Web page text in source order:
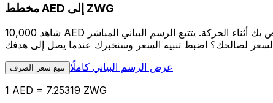
مخطط AED إلى ZWG
شاهد 10,000 AED الخاص بك أثناء الحركة. يتتبع الرسم البياني المباشر AED إلى ZWG الخاص بنا على مدار 12 شهرًا من أسعار السوق في الوقت الحقيقي، ويوضح بالضبط قيمة أموالك في أي وقت. هل
تتبع سعر الصرف عرض الرسم البياني كاملًا
1 AED = 7.25319 ZWG